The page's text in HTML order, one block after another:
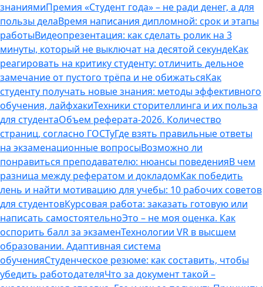
знаниямиПремия «Студент года» – не ради денег, а для
пользы делаВремя написания дипломной: срок и этапы
работыВидеопрезентация: как сделать ролик на 3
минуты, который не выключат на десятой секундеКак
реагировать на критику студенту: отличить дельное
замечание от пустого трёпа и не обижатьсяКак
студенту получать новые знания: методы эффективного
обучения, лайфхакиТехники сторителлинга и их польза
для студентаОбъем реферата-2026. Количество
страниц, согласно ГОСТуГде взять правильные ответы
на экзаменационные вопросыВозможно ли
понравиться преподавателю: нюансы поведенияВ чем
разница между рефератом и докладомКак победить
лень и найти мотивацию для учебы: 10 рабочих советов
для студентовКурсовая работа: заказать готовую или
написать самостоятельноЭто – не моя оценка. Как
оспорить балл за экзаменТехнологии VR в высшем
образовании. Адаптивная система
обученияСтуденческое резюме: как составить, чтобы
убедить работодателяЧто за документ такой –